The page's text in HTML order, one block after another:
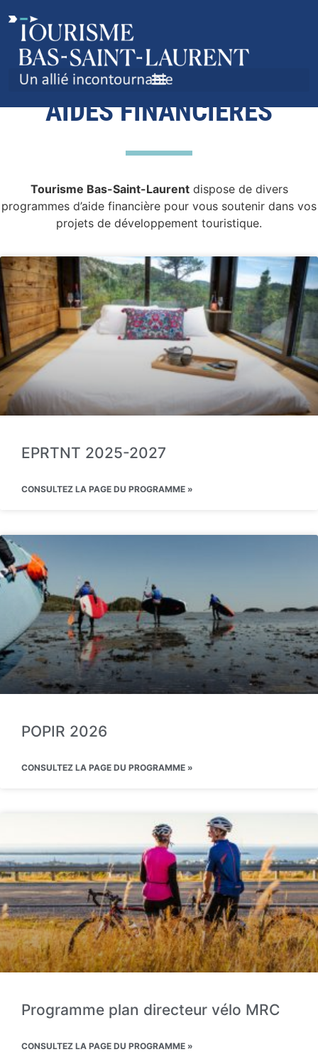
AIDES FINANCIÈRES
Tourisme Bas-Saint-Laurentdispose de divers
programmes d’aide financière pour vous soutenir dans vos
projets de développement touristique.
EPRTNT 2025-2027
CONSULTEZ LA PAGE DU PROGRAMME »
POPIR 2026
CONSULTEZ LA PAGE DU PROGRAMME »
Programme plan directeur vélo MRC
CONSULTEZ LA PAGE DU PROGRAMME »